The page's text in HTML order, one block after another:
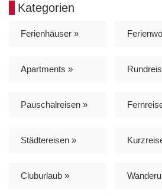
Kategorien
Ferienhäuser »
Apartments »
Pauschalreisen »
Städtereisen »
Cluburlaub »